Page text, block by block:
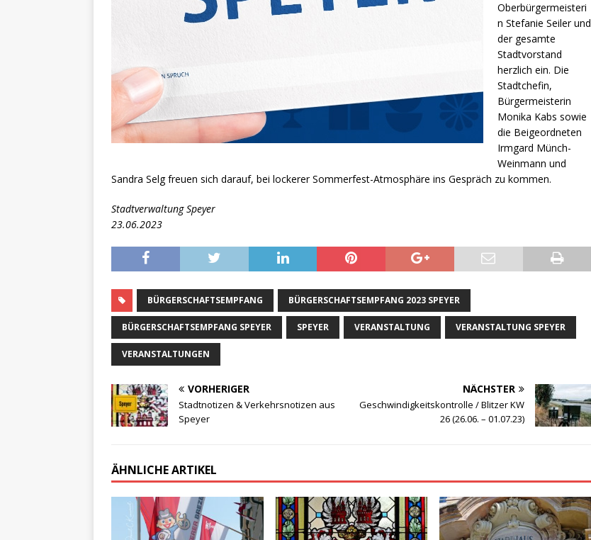
Oberbürgermeisteri
n Stefanie Seiler und
der gesamte
Stadtvorstand
herzlich ein. Die
Stadtchefin,
Bürgermeisterin
Monika Kabs sowie
die Beigeordneten
Irmgard Münch-
Weinmann und
Sandra Selg freuen sich darauf, bei lockerer Sommerfest-Atmosphäre ins Gespräch zu kommen.
Stadtverwaltung Speyer
23.06.2023
BÜRGERSCHAFTSEMPFANG BÜRGERSCHAFTSEMPFANG 2023 SPEYER
BÜRGERSCHAFTSEMPFANG SPEYER SPEYER VERANSTALTUNG VERANSTALTUNG SPEYER
VERANSTALTUNGEN
VORHERIGER
Stadtnotizen & Verkehrsnotizen aus
Speyer
NÄCHSTER
Geschwindigkeitskontrolle / Blitzer KW
26 (26.06. – 01.07.23)
ÄHNLICHE ARTIKEL